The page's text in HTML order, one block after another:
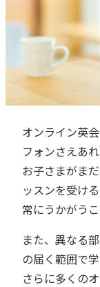
オンライン英
フォンさえあ
お子さまがま
ッスンを受け
常にうかがうこ
また、異なる
の届く範囲で
さらに多くの